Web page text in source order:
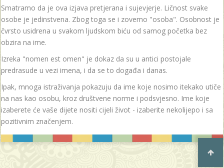
Smatramo da je ova izjava pretjerana i sujevjerje. Ličnost svake
osobe je jedinstvena. Zbog toga se i zovemo "osoba". Osobnost je
čvrsto usidrena u svakom ljudskom biću od samog početka bez
obzira na ime.
Izreka "nomen est omen" je dokaz da su u antici postojale
predrasude u vezi imena, i da se to događa i danas.
Ipak, mnoga istraživanja pokazuju da ime koje nosimo itekako utiče
na nas kao osobu, kroz društvene norme i podsvjesno. Ime koje
izaberete će vaše dijete nositi cijeli život - izaberite nekolijepo i sa
pozitivnim značenjem.